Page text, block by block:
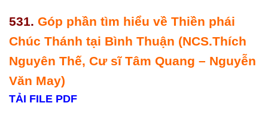
531. Góp phần tìm hiểu về Thiền phái
Chúc Thánh tại Bình Thuận (NCS.Thích
Nguyên Thế, Cư sĩ Tâm Quang – Nguyễn
Văn May)
TẢI FILE PDF